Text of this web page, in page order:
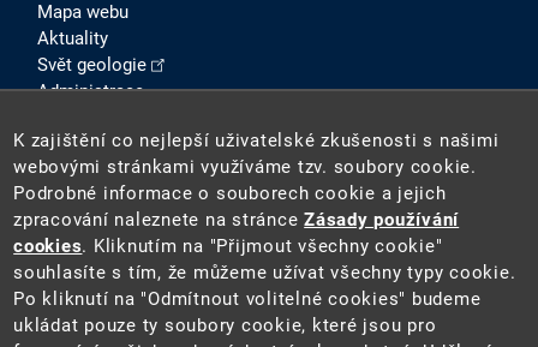
Mapa webu
Aktuality
Svět geologie
Administrace
SOCIÁLNÍ SÍTĚ
K zajištění co nejlepší uživatelské zkušenosti s našimi
webovými stránkami využíváme tzv. soubory cookie.
Podrobné informace o souborech cookie a jejich
zpracování naleznete na stránceZásady používání
cookies. Kliknutím na "Přijmout všechny cookie"
souhlasíte s tím, že můžeme užívat všechny typy cookie.
Po kliknutí na "Odmítnout volitelné cookies" budeme
ukládat pouze ty soubory cookie, které jsou pro